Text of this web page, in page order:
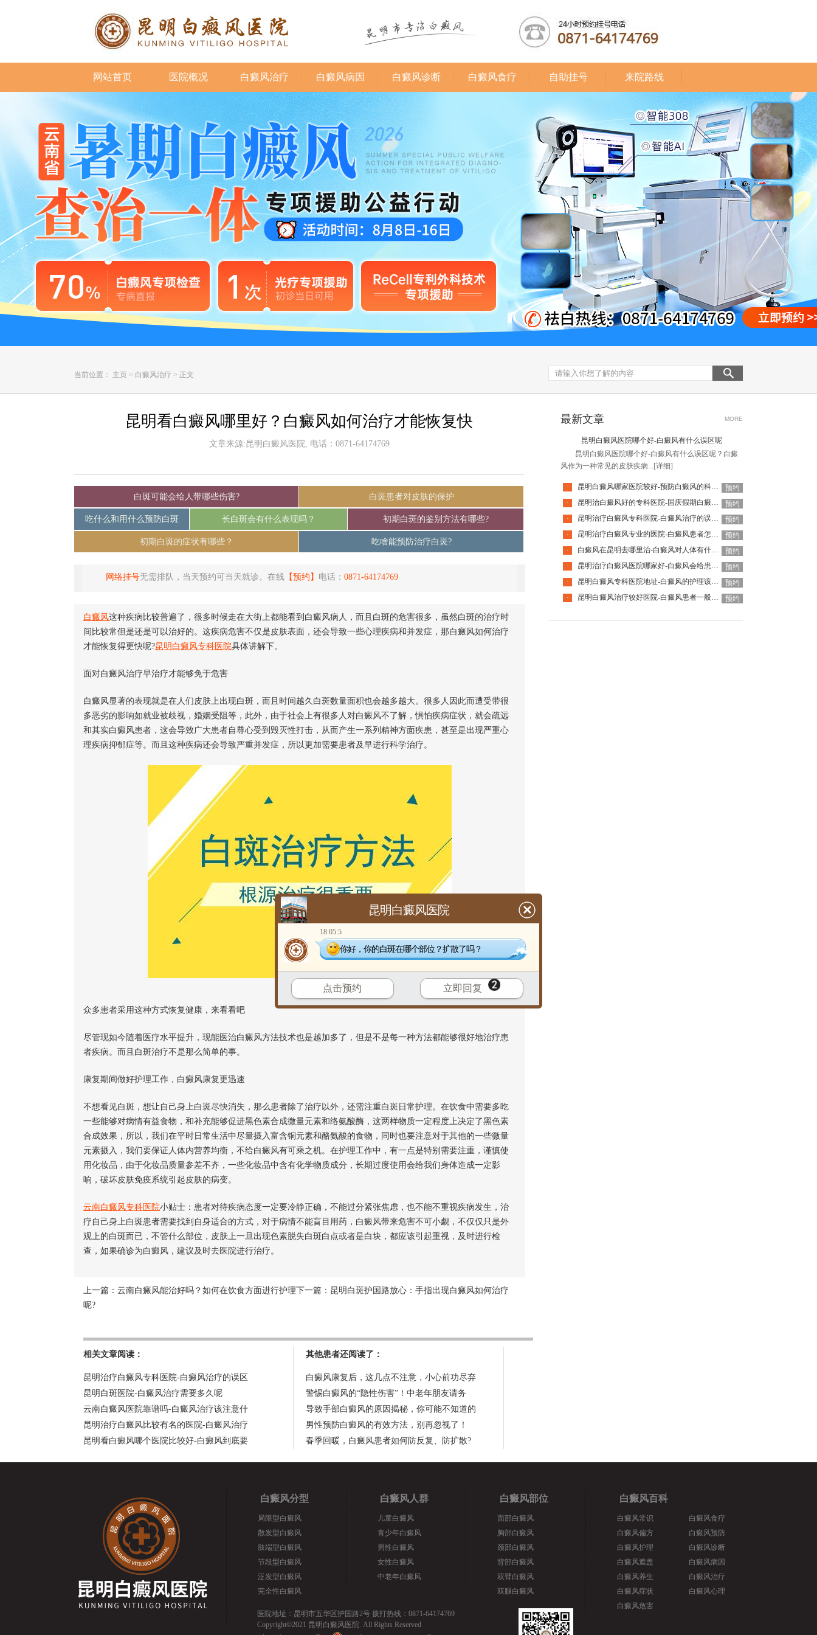
网站首页 医院概况 白癜风治疗 白癜风病因 白癜风诊断 白癜风食疗 自助挂号 来院路线
当前位置： 主页 > 白癜风治疗 > 正文
昆明看白癜风哪里好？白癜风如何治疗才能恢复快
文章来源:昆明白癜风医院, 电话：0871-64174769
白斑可能会给人带哪些伤害? 白斑患者对皮肤的保护
吃什么和用什么预防白斑 长白斑会有什么表现吗？ 初期白斑的鉴别方法有哪些?
初期白斑的症状有哪些？ 吃啥能预防治疗白斑?
网络挂号无需排队，当天预约可当天就诊。在线 【预约】 电话： 0871-64174769
白癜风这种疾病比较普遍了，很多时候走在大街上都能看到白癜风病人，而且白斑的危害很多，虽然白斑的治疗时
间比较常但是还是可以治好的。这疾病危害不仅是皮肤表面，还会导致一些心理疾病和并发症，那白癜风如何治疗
才能恢复得更快呢?昆明白癜风专科医院具体讲解下。
面对白癜风治疗早治疗才能够免于危害
白癜风显著的表现就是在人们皮肤上出现白斑，而且时间越久白斑数量面积也会越多越大。很多人因此而遭受带很
多恶劣的影响如就业被歧视，婚姻受阻等，此外，由于社会上有很多人对白癜风不了解，惧怕疾病症状，就会疏远
和其实白癜风患者，这会导致广大患者自尊心受到毁灭性打击，从而产生一系列精神方面疾患，甚至是出现严重心
理疾病抑郁症等。而且这种疾病还会导致严重并发症，所以更加需要患者及早进行科学治疗。
众多患者采用这种方式恢复健康，来看看吧
尽管现如今随着医疗水平提升，现能医治白癜风方法技术也是越加多了，但是不是每一种方法都能够很好地治疗患
者疾病。而且白斑治疗不是那么简单的事。
康复期间做好护理工作，白癜风康复更迅速
不想看见白斑，想让自己身上白斑尽快消失，那么患者除了治疗以外，还需注重白斑日常护理。在饮食中需要多吃
一些能够对病情有益食物，和补充能够促进黑色素合成微量元素和络氨酸酶，这两样物质一定程度上决定了黑色素
合成效果，所以，我们在平时日常生活中尽量摄入富含铜元素和酪氨酸的食物，同时也要注意对于其他的一些微量
元素摄入，我们要保证人体内营养均衡，不给白癜风有可乘之机。在护理工作中，有一点是特别需要注重，谨慎使
用化妆品，由于化妆品质量参差不齐，一些化妆品中含有化学物质成分，长期过度使用会给我们身体造成一定影
响，破坏皮肤免疫系统引起皮肤的病变。
云南白癜风专科医院小贴士：患者对待疾病态度一定要冷静正确，不能过分紧张焦虑，也不能不重视疾病发生，治
疗自己身上白斑患者需要找到自身适合的方式，对于病情不能盲目用药，白癜风带来危害不可小觑，不仅仅只是外
观上的白斑而已，不管什么部位，皮肤上一旦出现色素脱失白斑白点或者是白块，都应该引起重视，及时进行检
查，如果确诊为白癜风，建议及时去医院进行治疗。
上一篇： 云南白癜风能治好吗？如何在饮食方面进行护理
呢?
下一篇： 昆明白斑护国路放心：手指出现白癜风如何治疗
相关文章阅读：
昆明治疗白癜风专科医院-白癜风治疗的误区
昆明白斑医院-白癜风治疗需要多久呢
云南白癜风医院靠谱吗-白癜风治疗该注意什
昆明治疗白癜风比较有名的医院-白癜风治疗
昆明看白癜风哪个医院比较好-白癜风到底要
其他患者还阅读了：
白癜风康复后，这几点不注意，小心前功尽弃
警惕白癜风的“隐性伤害”！中老年朋友请务
导致手部白癜风的原因揭秘，你可能不知道的
男性预防白癜风的有效方法，别再忽视了！
春季回暖，白癜风患者如何防反复、防扩散?
最新文章 MORE
昆明白癜风医院哪个好-白癜风有什么误区呢
昆明白癜风医院哪个好-白癜风有什么误区呢？白癜
风作为一种常见的皮肤疾病... [详细]
· 昆明白癜风哪家医院较好-预防白癜风的科学方法是哪些
预约
·
昆明治白癜风好的专科医院-国庆假期白癜风饮食要注意什么
预约
·
昆明治疗白癜风专科医院-白癜风治疗的误区有哪些
预约
·
昆明治疗白癜风专业的医院-白癜风患者怎么做可以释放压力呢
预约
·
白癜风在昆明去哪里治-白癜风对人体有什么伤害呢
预约
·
昆明治疗白癜风医院哪家好-白癜风会给患者带来什么危害呢
预约
·
昆明白癜风专科医院地址-白癜风的护理该怎么做好呢
预约
·
昆明白癜风治疗较好医院-白癜风患者一般会有哪些心理问题呢 预约
白癜风分型
局限型白癜风
散发型白癜风
肢端型白癜风
节段型白癜风
泛发型白癜风
完全性白癜风
白癜风人群
儿童白癜风
青少年白癜风
男性白癜风
女性白癜风
中老年白癜风
白癜风部位
面部白癜风
胸部白癜风
颈部白癜风
背部白癜风
双臂白癜风
双腿白癜风
白癜风百科
白癜风常识
白癜风偏方
白癜风护理
白癜风遮盖
白癜风养生
白癜风症状
白癜风危害
白癜风食疗
白癜风预防
白癜风诊断
白癜风病因
白癜风治疗
白癜风心理
医院地址：昆明市五华区护国路2号 拨打热线：0871-64174769
Copyright©2021 昆明白癜风医院. All Rights Reserved
昆明白癜风医院
18:05:5
你好，你的白斑在哪个部位？扩散了吗？
点击预约 立即回复